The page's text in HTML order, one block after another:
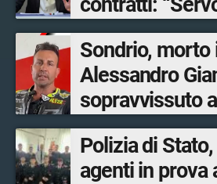
contratti:
salari adeguati”
Sondrio, morto
Alessandro
sopravvissuto
ustioni
Polizia di
agenti in prova